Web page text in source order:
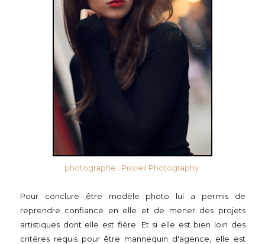
photographe : Pixoeil Photography
Pour conclure être modèle photo lui a permis de
reprendre confiance en elle et de mener des projets
artistiques dont elle est fière. Et si elle est bien loin des
critères requis pour être mannequin d'agence, elle est